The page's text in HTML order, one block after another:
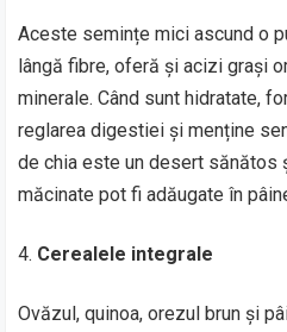
Aceste semințe mici ascund o
lângă fibre, oferă și acizi grași
minerale. Când sunt hidratate,
reglarea digestiei și menține
de chia este un desert sănătos
măcinate pot fi adăugate în
Cerealele integrale
Ovăzul, quinoa, orezul brun și